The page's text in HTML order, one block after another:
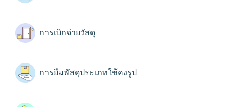
การเบิกจ่ายวัสดุ
การยืมพัสดุประเภทใช้คงรูป